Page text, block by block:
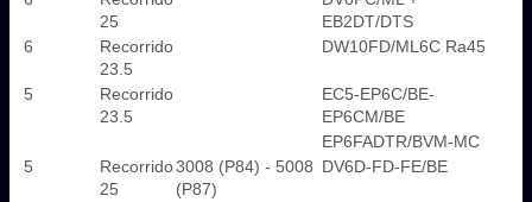
25
EB2DT/DTS
6
Recorrido
23.5
DW10FD/ML6C Ra45
5
Recorrido
23.5
EC5-EP6C/BE-
EP6CM/BE
EP6FADTR/BVM-MC
5
Recorrido
25
3008 (P84) - 5008
(P87)
DV6D-FD-FE/BE